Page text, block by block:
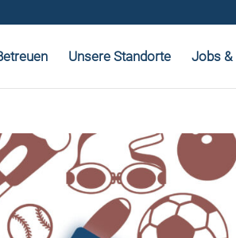
Unsere Standorte Jobs &